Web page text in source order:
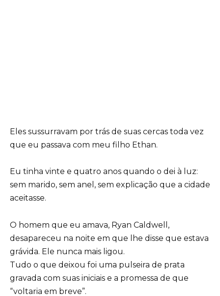
Eles sussurravam por trás de suas cercas toda vez
que eu passava com meu filho Ethan.
Eu tinha vinte e quatro anos quando o dei à luz:
sem marido, sem anel, sem explicação que a cidade
aceitasse.
O homem que eu amava, Ryan Caldwell,
desapareceu na noite em que lhe disse que estava
grávida. Ele nunca mais ligou.
Tudo o que deixou foi uma pulseira de prata
gravada com suas iniciais e a promessa de que
“voltaria em breve”.